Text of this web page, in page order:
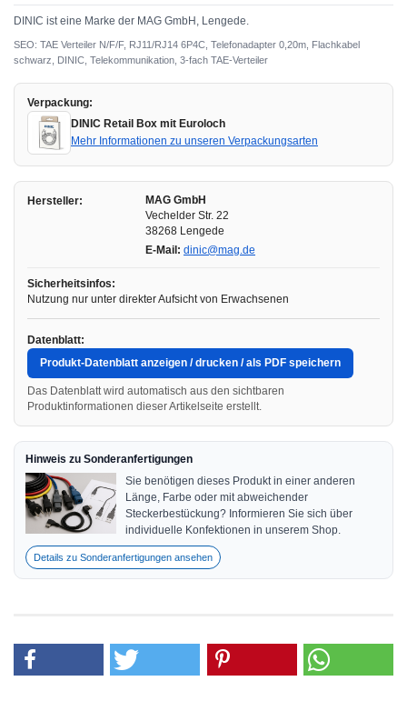
DINIC ist eine Marke der MAG GmbH, Lengede.
SEO: TAE Verteiler N/F/F, RJ11/RJ14 6P4C, Telefonadapter 0,20m, Flachkabel
schwarz, DINIC, Telekommunikation, 3-fach TAE-Verteiler
Verpackung:
DINIC Retail Box mit Euroloch
Mehr Informationen zu unseren Verpackungsarten
Hersteller:
MAG GmbH
Vechelder Str. 22
38268 Lengede
E-Mail: dinic@mag.de
Sicherheitsinfos:
Nutzung nur unter direkter Aufsicht von Erwachsenen
Datenblatt:
Produkt-Datenblatt anzeigen / drucken / als PDF speichern
Das Datenblatt wird automatisch aus den sichtbaren
Produktinformationen dieser Artikelseite erstellt.
Hinweis zu Sonderanfertigungen
Sie benötigen dieses Produkt in einer anderen
Länge, Farbe oder mit abweichender
Steckerbestückung? Informieren Sie sich über
individuelle Konfektionen in unserem Shop.
Details zu Sonderanfertigungen ansehen